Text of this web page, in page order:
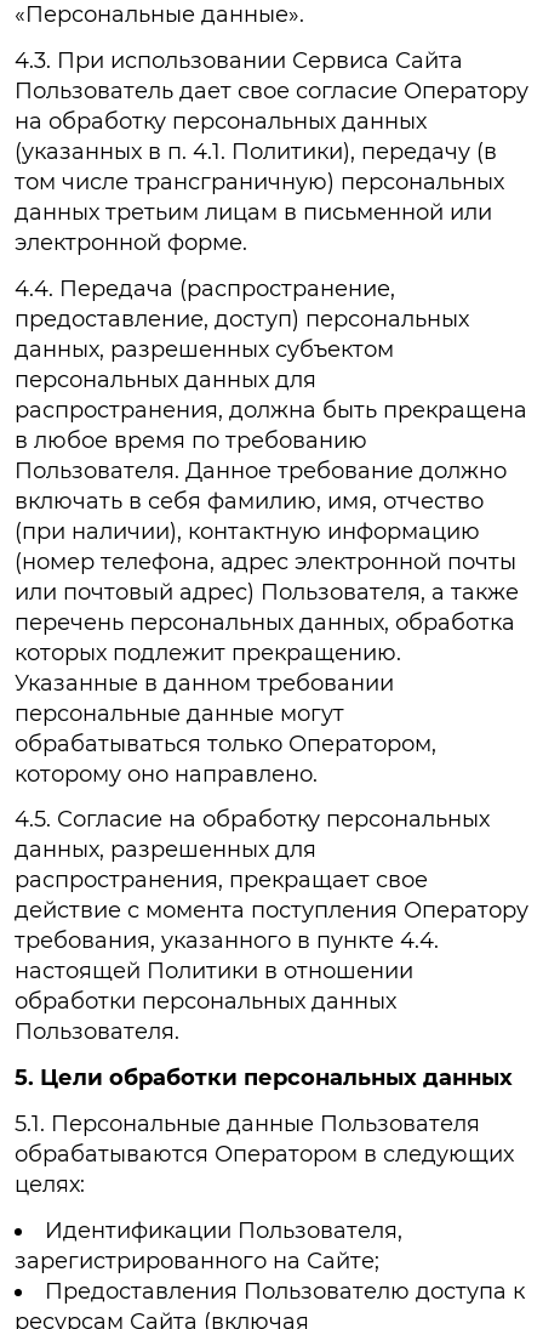
«Персональные данные».
4.3. При использовании Сервиса Сайта
Пользователь дает свое согласие Оператору
на обработку персональных данных
(указанных в п. 4.1. Политики), передачу (в
том числе трансграничную) персональных
данных третьим лицам в письменной или
электронной форме.
4.4. Передача (распространение,
предоставление, доступ) персональных
данных, разрешенных субъектом
персональных данных для
распространения, должна быть прекращена
в любое время по требованию
Пользователя. Данное требование должно
включать в себя фамилию, имя, отчество
(при наличии), контактную информацию
(номер телефона, адрес электронной почты
или почтовый адрес) Пользователя, а также
перечень персональных данных, обработка
которых подлежит прекращению.
Указанные в данном требовании
персональные данные могут
обрабатываться только Оператором,
которому оно направлено.
4.5. Согласие на обработку персональных
данных, разрешенных для
распространения, прекращает свое
действие с момента поступления Оператору
требования, указанного в пункте 4.4.
настоящей Политики в отношении
обработки персональных данных
Пользователя.
5. Цели обработки персональных данных
5.1. Персональные данные Пользователя
обрабатываются Оператором в следующих
целях:
Идентификации Пользователя,
зарегистрированного на Сайте;
Предоставления Пользователю доступа к
ресурсам Сайта (включая